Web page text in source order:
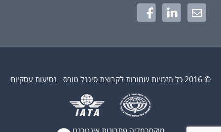
© 2016 כל הזכויות שמורות לקבוצת סיגנל טורס - נסיעות עסקיות